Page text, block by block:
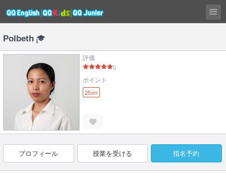
Polbeth
評価
()
ポイント
25pts
プロフィール 授業を受ける 指名予約